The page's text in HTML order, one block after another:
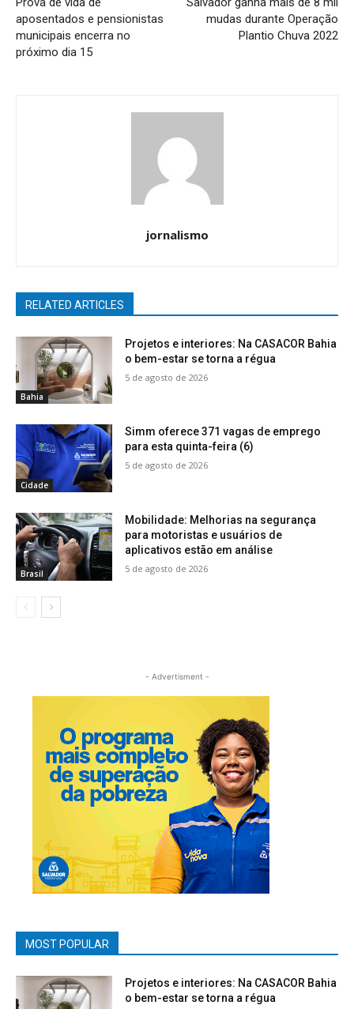
aposentados e pensionistas
municipais encerra no
próximo dia 15
mudas durante Operação
Plantio Chuva 2022
jornalismo
RELATED ARTICLES
Bahia
Projetos e interiores: Na CASACOR Bahia
o bem-estar se torna a régua
5 de agosto de 2026
Cidade
Simm oferece 371 vagas de emprego
para esta quinta-feira (6)
5 de agosto de 2026
Brasil
Mobilidade: Melhorias na segurança
para motoristas e usuários de
aplicativos estão em análise
5 de agosto de 2026
- Advertisment -
MOST POPULAR
Projetos e interiores: Na CASACOR Bahia
o bem-estar se torna a régua